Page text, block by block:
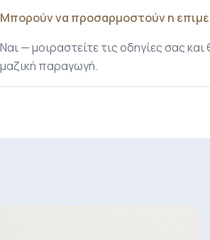
Μπορούν να προσαρμοστούν η
Ναι — μοιραστείτε τις οδηγίες σας
μαζική παραγωγή.